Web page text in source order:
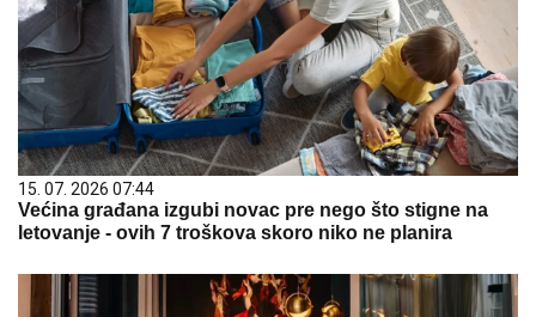
15. 07. 2026 07:44
Većina građana izgubi novac pre nego što stigne na
letovanje - ovih 7 troškova skoro niko ne planira